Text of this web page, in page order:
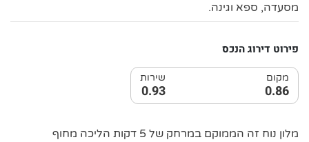
מסעדה, ספא וגינה.
פירוט דירוג הנכס
מקום
0.86
שירות
0.93
מלון נוח זה הממוקם במרחק של 5 דקות הליכה מחוף